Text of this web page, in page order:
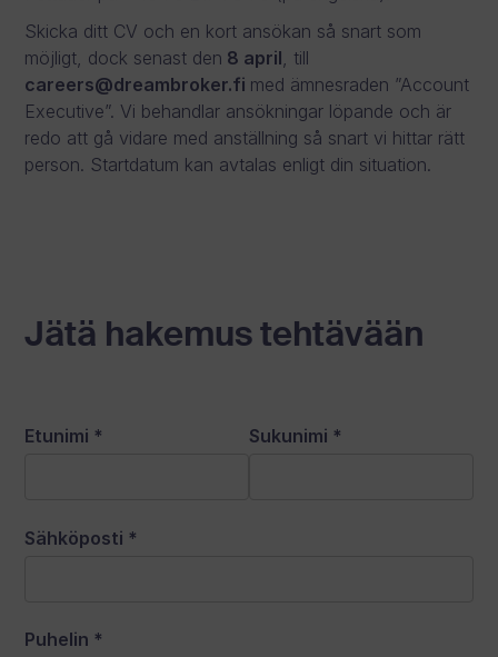
Skicka ditt CV och en kort ansökan så snart som
möjligt, dock senast den 8 april, till
careers@dreambroker.fi med ämnesraden ”Account
Executive”. Vi behandlar ansökningar löpande och är
redo att gå vidare med anställning så snart vi hittar rätt
person. Startdatum kan avtalas enligt din situation.
Jätä hakemus tehtävään
Etunimi * Sukunimi *
Sähköposti *
Puhelin *